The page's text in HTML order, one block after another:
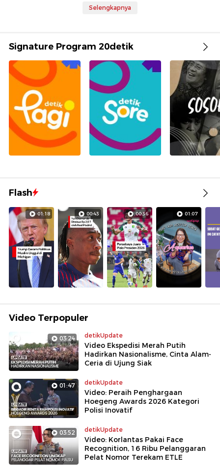
Selengkapnya
Signature Program 20detik
Flash
01:18 00:43 00:36 01:07
Video Terpopuler
03:24 detikUpdate
Video Ekspedisi Merah Putih
Hadirkan Nasionalisme, Cinta Alam-
Ceria di Ujung Siak
01:47 detikUpdate
Video: Peraih Penghargaan
Hoegeng Awards 2026 Kategori
Polisi Inovatif
03:52 detikUpdate
Video: Korlantas Pakai Face
Recognition, 16 Ribu Pelanggaran
Pelat Nomor Terekam ETLE